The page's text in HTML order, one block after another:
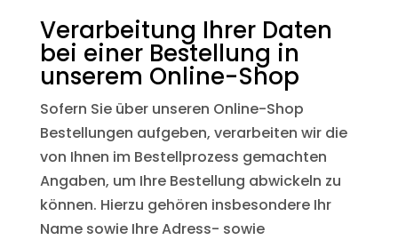
Verarbeitung Ihrer Daten
bei einer Bestellung in
unserem Online-Shop
Sofern Sie über unseren Online-Shop
Bestellungen aufgeben, verarbeiten wir die
von Ihnen im Bestellprozess gemachten
Angaben, um Ihre Bestellung abwickeln zu
können. Hierzu gehören insbesondere Ihr
Name sowie Ihre Adress- sowie